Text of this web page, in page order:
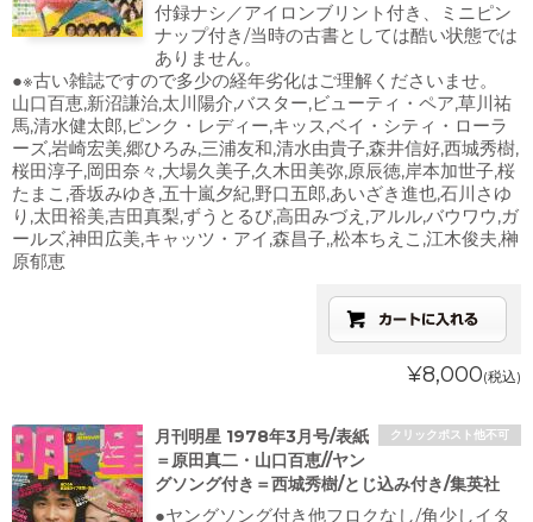
付録ナシ／アイロンブリント付き、ミニピン
ナップ付き/当時の古書としては酷い状態では
ありません。
●※古い雑誌ですので多少の経年劣化はご理解くださいませ。
山口百恵,新沼謙治,太川陽介,バスター,ビューティ・ペア,草川祐
馬,清水健太郎,ピンク・レディー,キッス,ベイ・シティ・ローラ
ーズ,岩崎宏美,郷ひろみ,三浦友和,清水由貴子,森井信好,西城秀樹,
桜田淳子,岡田奈々,大場久美子,久木田美弥,原辰徳,岸本加世子,桜
たまこ,香坂みゆき,五十嵐夕紀,野口五郎,あいざき進也,石川さゆ
り,太田裕美,吉田真梨,ずうとるび,高田みづえ,アルル,バウワウ,ガ
ールズ,神田広美,キャッツ・アイ,森昌子,,松本ちえこ,江木俊夫,榊
原郁恵
¥8,000(税込)
クリックポスト他不可
月刊明星 1978年3月号/表紙
＝原田真二・山口百恵//ヤン
グソング付き＝西城秀樹/とじ込み付き/集英社
●ヤングソング付き他フロクなし/角少しイタ